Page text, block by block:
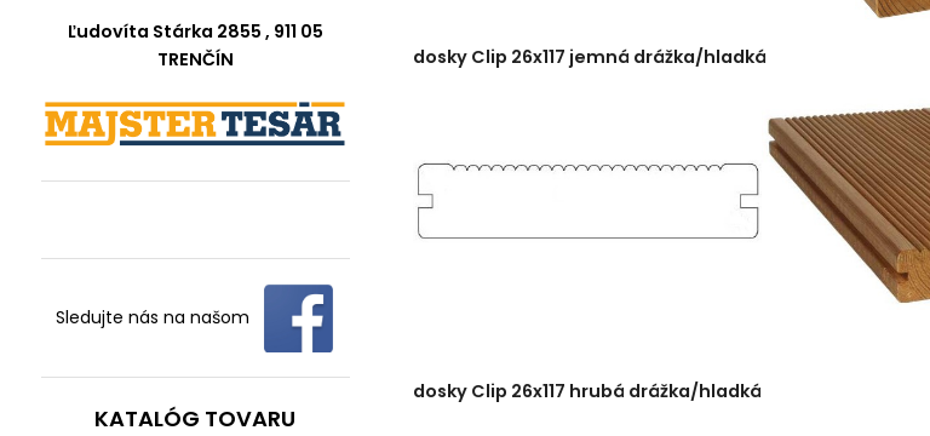
Ľudovíta Stárka 2855 , 911 05
TRENČÍN
Sledujte nás na našom
KATALÓG TOVARU
dosky Clip 26x117 jemná drážka/hladká
dosky Clip 26x117 hrubá drážka/hladká